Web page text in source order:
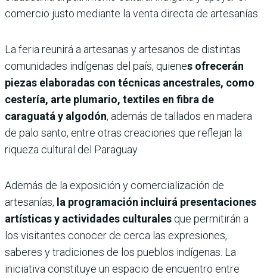
comercio justo mediante la venta directa de artesanías.
La feria reunirá a artesanas y artesanos de distintas
comunidades indígenas del país, quienes ofrecerán
piezas elaboradas con técnicas ancestrales, como
cestería, arte plumario, textiles en fibra de
caraguatá y algodón, además de tallados en madera
de palo santo, entre otras creaciones que reflejan la
riqueza cultural del Paraguay.
Además de la exposición y comercialización de
artesanías, la programación incluirá presentaciones
artísticas y actividades culturales que permitirán a
los visitantes conocer de cerca las expresiones,
saberes y tradiciones de los pueblos indígenas. La
iniciativa constituye un espacio de encuentro entre